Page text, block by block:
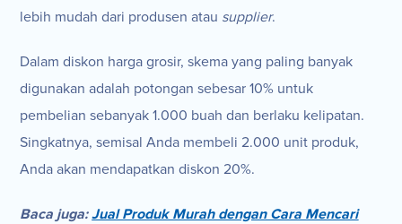
lebih mudah dari produsen atau supplier.
Dalam diskon harga grosir, skema yang paling banyak
digunakan adalah potongan sebesar 10% untuk
pembelian sebanyak 1.000 buah dan berlaku kelipatan.
Singkatnya, semisal Anda membeli 2.000 unit produk,
Anda akan mendapatkan diskon 20%.
Baca juga:Jual Produk Murah dengan Cara Mencari